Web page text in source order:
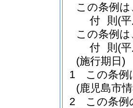
この条例
付 則 (
この条例
付 則 (
(施行期日)
1
この条例
(鹿児島市
2
この条例